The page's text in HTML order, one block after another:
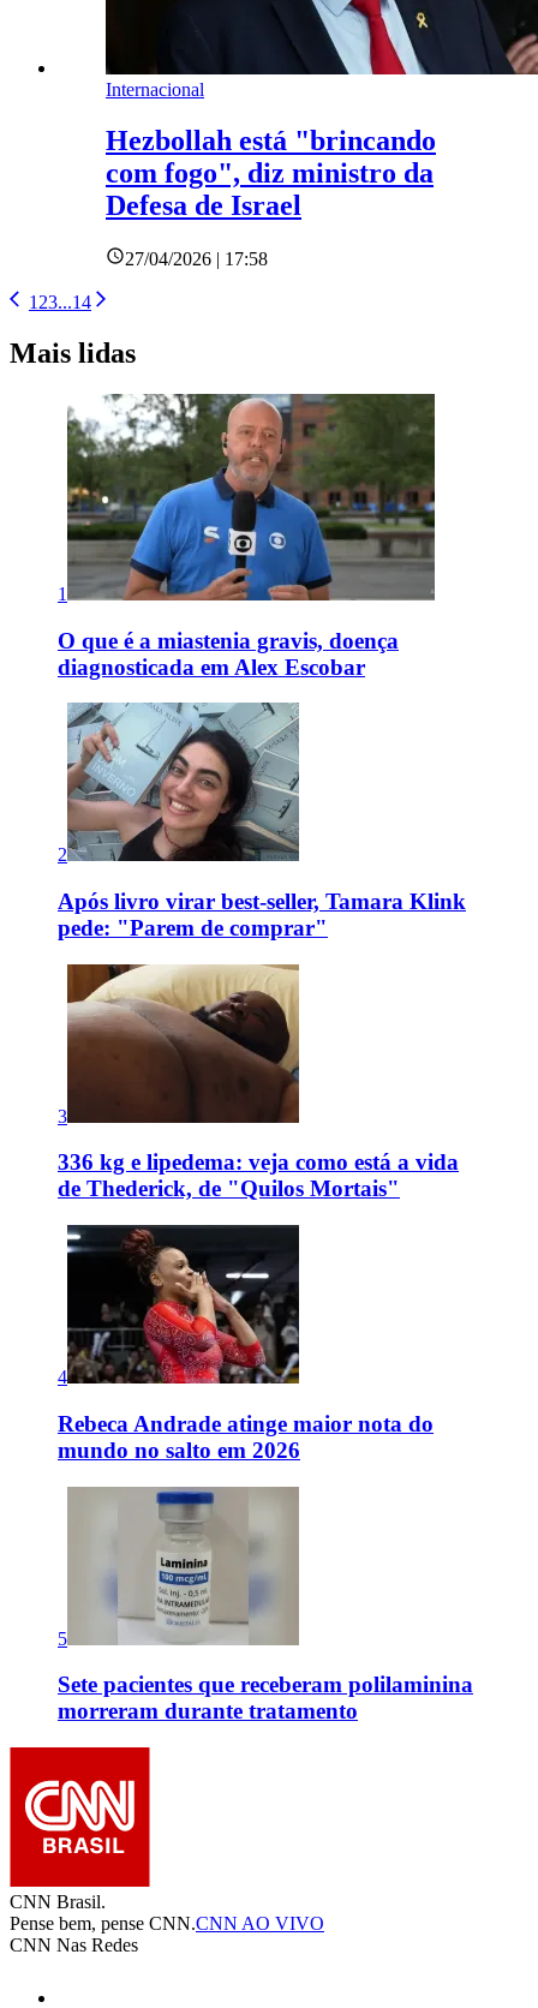
Internacional
Hezbollah está "brincando
com fogo", diz ministro da
Defesa de Israel
27/04/2026 | 17:58
1 23...14
Mais lidas
1
O que é a miastenia gravis, doença
diagnosticada em Alex Escobar
2
Após livro virar best-seller, Tamara Klink
pede: "Parem de comprar"
3
336 kg e lipedema: veja como está a vida
de Thederick, de "Quilos Mortais"
4
Rebeca Andrade atinge maior nota do
mundo no salto em 2026
5
Sete pacientes que receberam polilaminina
morreram durante tratamento
CNN Brasil.
Pense bem, pense CNN.CNN AO VIVO
CNN Nas Redes